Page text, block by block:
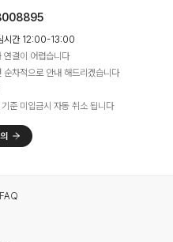
시간 12:00-13:00
연결이 어렵습니다
차적으로 안내 해드리겠습니다
준 미입금시 자동 취소 됩니다
FAQ